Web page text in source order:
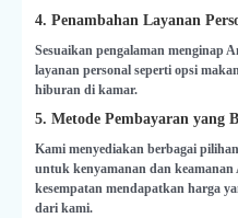
4. Penambahan Layanan
Sesuaikan pengalaman menginap
layanan personal seperti opsi
hiburan di kamar.
5. Metode Pembayaran yang
Kami menyediakan berbagai
untuk kenyamanan dan
kesempatan mendapatkan harga
dari kami.